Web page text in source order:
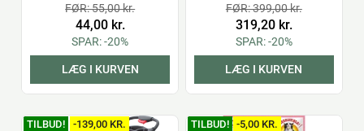
FØR: 55,00 kr.
44,00 kr.
SPAR: -20%
LÆG I KURVEN
FØR: 399,00 kr.
319,20 kr.
SPAR: -20%
LÆG I KURVEN
TILBUD! -139,00 KR. TILBUD! -5,00 KR.